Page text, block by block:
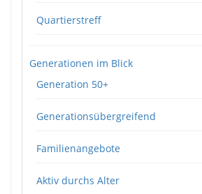
Quartierstreff
Generationen im Blick
Generation 50+
Generationsübergreifend
Familienangebote
Aktiv durchs Alter